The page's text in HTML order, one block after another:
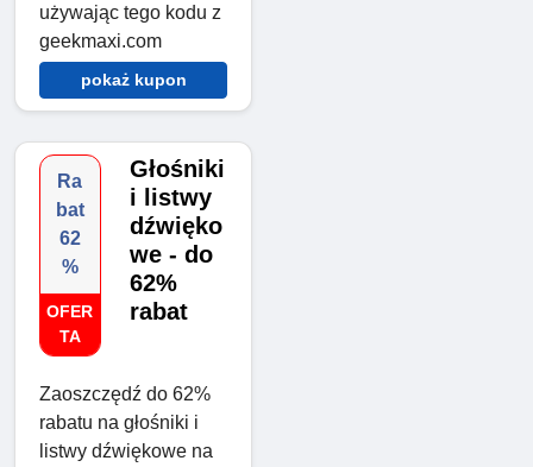
używając tego kodu z
geekmaxi.com
pokaż kupon
Ra
bat
62
%
OFER
TA
Głośniki
i listwy
dźwięko
we - do
62%
rabat
Zaoszczędź do 62%
rabatu na głośniki i
listwy dźwiękowe na